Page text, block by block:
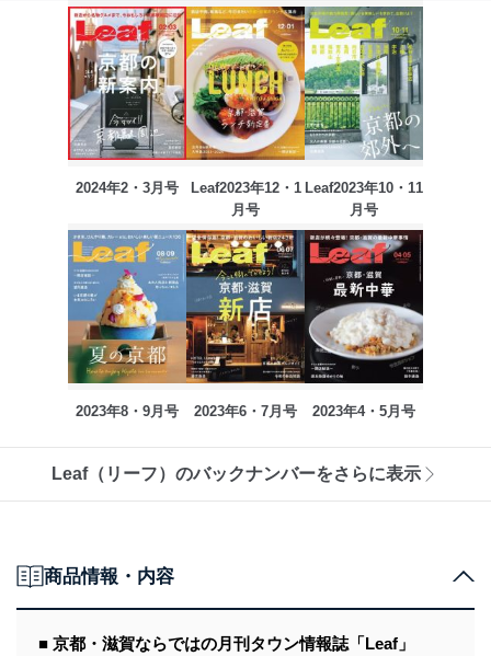
2024年2・3月号
Leaf2023年12・1
月号
Leaf2023年10・11
月号
2023年8・9月号 2023年6・7月号 2023年4・5月号
Leaf（リーフ）のバックナンバーをさらに表示
商品情報・内容
■ 京都・滋賀ならではの月刊タウン情報誌「Leaf」